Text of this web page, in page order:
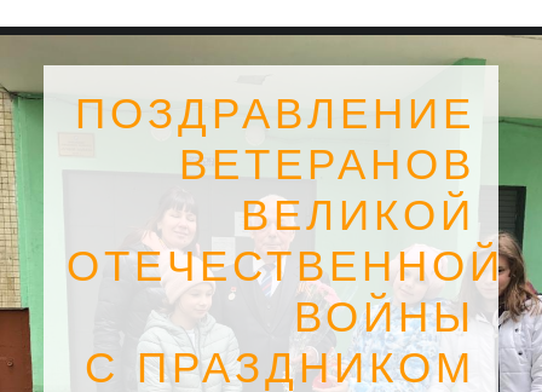
ПОЗДРАВЛЕНИЕ
ВЕТЕРАНОВ
ВЕЛИКОЙ
ОТЕЧЕСТВЕННОЙ
ВОЙНЫ
С ПРАЗДНИКОМ